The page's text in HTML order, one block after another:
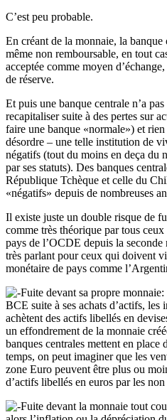
C’est peu probable.
En créant de la monnaie, la
même non remboursable, en tout
acceptée comme moyen
de réserve.
Et puis une banque centrale n’a
recapitaliser suite à des pertes sur
faire une banque «normale») et
désordre – une telle institution de
négatifs (tout du moins en deça du
par ses statuts). Des banques
République Tchèque et celle du
«négatifs» depuis de nombreuses
Il existe juste un double risque de
comme très théorique par tous
pays de l’OCDE depuis la
très parlant pour ceux qui doivent
monétaire de pays comme
Fuite devant sa propre
BCE suite à ses achats d’actifs, les
achètent des actifs libellés en
un effondrement de la monnaie
banques centrales mettent en place
temps, on peut imaginer que les
zone Euro peuvent être plus ou
d’actifs libellés en euros par les non
Fuite devant la monnaie tout